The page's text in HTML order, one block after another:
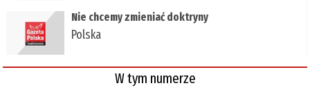
Nie chcemy zmieniać doktryny
Polska
W tym numerze